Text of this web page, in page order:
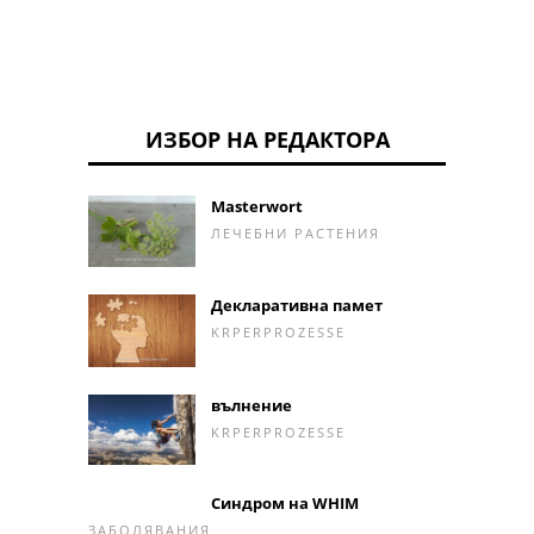
ИЗБОР НА РЕДАКТОРА
Masterwort
ЛЕЧЕБНИ РАСТЕНИЯ
Декларативна памет
KRPERPROZESSE
вълнение
KRPERPROZESSE
Синдром на WHIM
ЗАБОЛЯВАНИЯ